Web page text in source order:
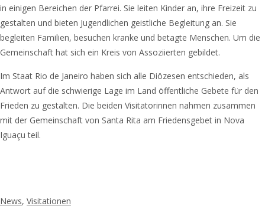
in einigen Bereichen der Pfarrei. Sie leiten Kinder an, ihre Freizeit zu
gestalten und bieten Jugendlichen geistliche Begleitung an. Sie
begleiten Familien, besuchen kranke und betagte Menschen. Um die
Gemeinschaft hat sich ein Kreis von Assoziierten gebildet.
Im Staat Rio de Janeiro haben sich alle Diözesen entschieden, als
Antwort auf die schwierige Lage im Land öffentliche Gebete für den
Frieden zu gestalten. Die beiden Visitatorinnen nahmen zusammen
mit der Gemeinschaft von Santa Rita am Friedensgebet in Nova
Iguaçu teil.
News, Visitationen